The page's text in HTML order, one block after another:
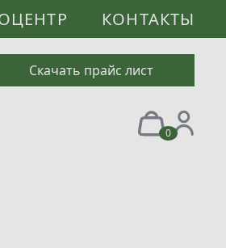
КОНТАКТЫ
Скачать прайс лист
0